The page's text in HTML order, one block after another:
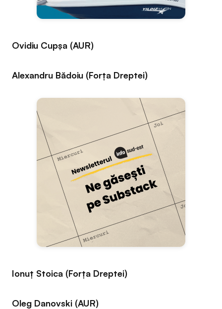
Ovidiu Cupșa (AUR)
Alexandru Bădoiu (Forța Dreptei)
Ionuț Stoica (Forța Dreptei)
Oleg Danovski (AUR)